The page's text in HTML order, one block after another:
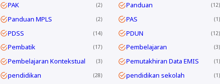
PAK 2 Panduan 12
Panduan MPLS 2 PAS 1
PDSS 14 PDUN 12
Pembatik 17 Pembelajaran 3
Pembelajaran Kontekstual 3 Pemutakhiran Data EMIS 1
pendidikan 28 pendidikan sekolah 1